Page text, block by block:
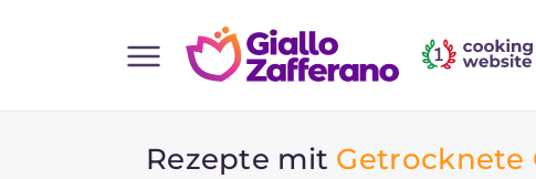
Rezepte mit Getrocknete